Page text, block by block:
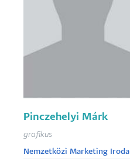
Pinczehelyi Márk
grafikus
Nemzetközi Marketing Iroda